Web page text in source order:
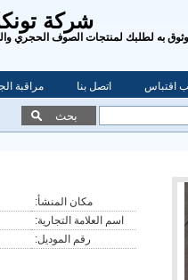
شركة
به لطلبك لمنتجات الصوف الحجري
مراقبة اتصل بنا اقتباس
بحث
مكان المنشأ:
اسم العلامة التجارية:
رقم الموديل: